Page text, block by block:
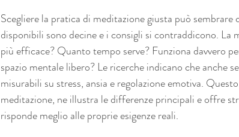
Scegliere la pratica di meditazione giusta può
disponibili sono decine e i consigli si contraddicono. La
più efficace? Quanto tempo serve? Funziona davvero
spazio mentale libero? Le ricerche indicano che anche
misurabili su stress, ansia e regolazione emotiva.
meditazione, ne illustra le differenze principali e offre
risponde meglio alle proprie esigenze reali.